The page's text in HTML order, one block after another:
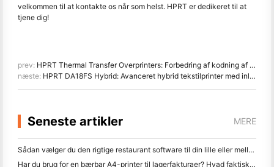
velkommen til at kontakte os når som helst. HPRT er dedikeret til at
tjene dig!
prev: HPRT Thermal Transfer Overprinters: Forbedring af kodning af lægemiddelemballage og lægemiddelemballage
næste: HPRT DA18FS Hybrid: Avanceret hybrid tekstilprinter med inline forbehandling, digital udskrivning og fladbed screening
Seneste artikler MERE
Sådan vælger du den rigtige restaurant software til din lille eller mellemstore restaurant
Har du brug for en bærbar A4-printer til lagerfakturaer? Hvad faktisk virker